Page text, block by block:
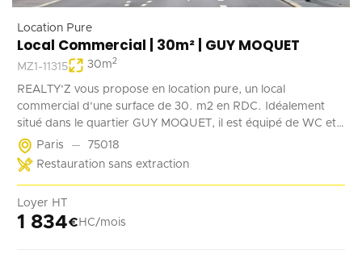
Location Pure
Local Commercial | 30m² | GUY MOQUET
MZ1-11315 30m2
REALTY'Z vous propose en location pure, un local
commercial d'une surface de 30. m2 en RDC. Idéalement
situé dans le quartier GUY MOQUET, il est équipé de WC et
d'un point d'eau. Il convient parfaitement à une activité de
coffee shop, barber, alimentation ...
Paris
75018
Restauration sans extraction
Loyer HT
1 834€ HC/mois